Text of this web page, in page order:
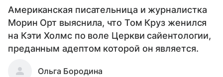
Американская писательница и журналистка
Морин Орт выяснила, что Том Круз женился
на Кэти Холмс по воле Церкви сайентологии,
преданным адептом которой он является.
Ольга Бородина